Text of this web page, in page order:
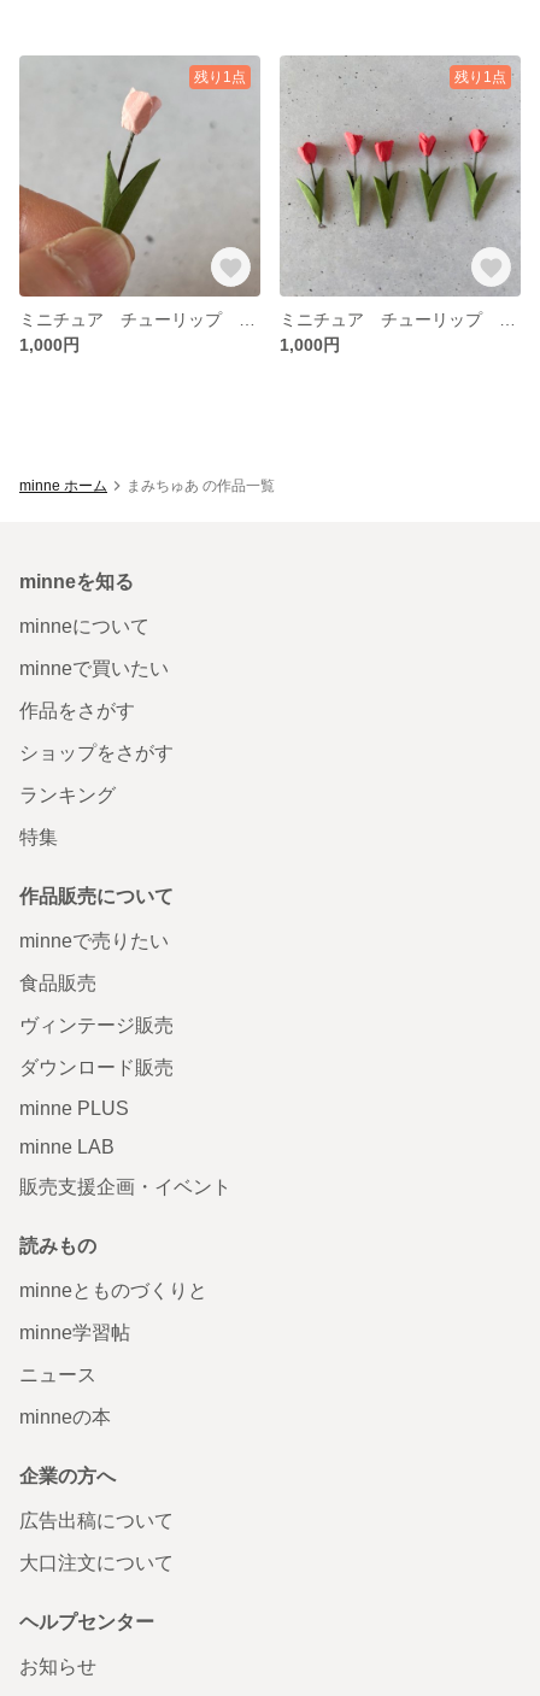
残り1点
1,000円
残り1点
1,000円
minne ホーム まみちゅあ の作品一覧
minneを知る
minneについて
minneで買いたい
作品をさがす
ショップをさがす
ランキング
特集
作品販売について
minneで売りたい
食品販売
ヴィンテージ販売
ダウンロード販売
minne PLUS
minne LAB
販売支援企画・イベント
読みもの
minneとものづくりと
minne学習帖
ニュース
minneの本
企業の方へ
広告出稿について
大口注文について
ヘルプセンター
お知らせ